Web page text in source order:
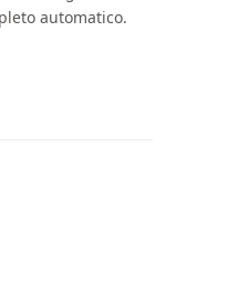
automatico.